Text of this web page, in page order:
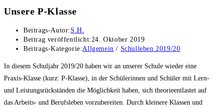
Unsere P-Klasse
Beitrags-Autor: S.H.
Beitrag veröffentlicht:24. Oktober 2019
Beitrags-Kategorie:Allgemein / Schulleben 2019/20
In diesem Schuljahr 2019/20 haben wir an unserer Schule wieder eine
Praxis-Klasse (kurz: P-Klasse), in der Schülerinnen und Schüler mit Lern-
und Leistungsrückständen die Möglichkeit haben, sich theorieentlastet auf
das Arbeits- und Berufsleben vorzubereiten. Durch kleinere Klassen und